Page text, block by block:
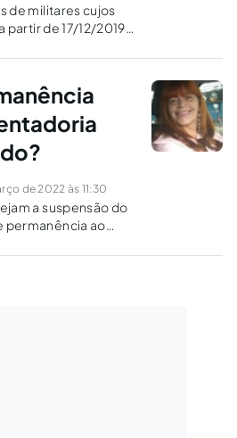
de militares cujos
de 17/12/2019
normas em sentido
de 2022 às 11:30
a suspensão do
permanência ao